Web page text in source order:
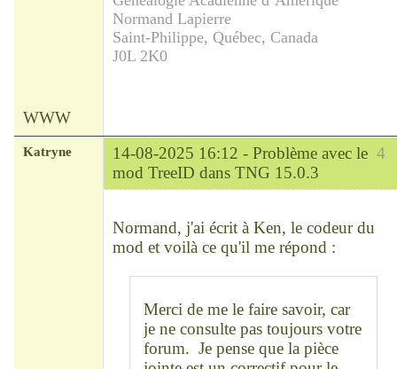
Normand Lapierre
Saint-Philippe, Québec, Canada
J0L 2K0
WWW
4
Katryne 14-08-2025 16:12 - Problème avec le
mod TreeID dans TNG 15.0.3
Normand, j'ai écrit à Ken, le codeur du
mod et voilà ce qu'il me répond :
Merci de me le faire savoir, car
je ne consulte pas toujours votre
forum. Je pense que la pièce